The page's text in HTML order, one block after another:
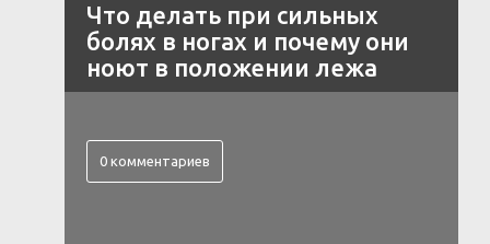
Что делать при сильных
болях в ногах и почему они
ноют в положении лежа
0 комментариев